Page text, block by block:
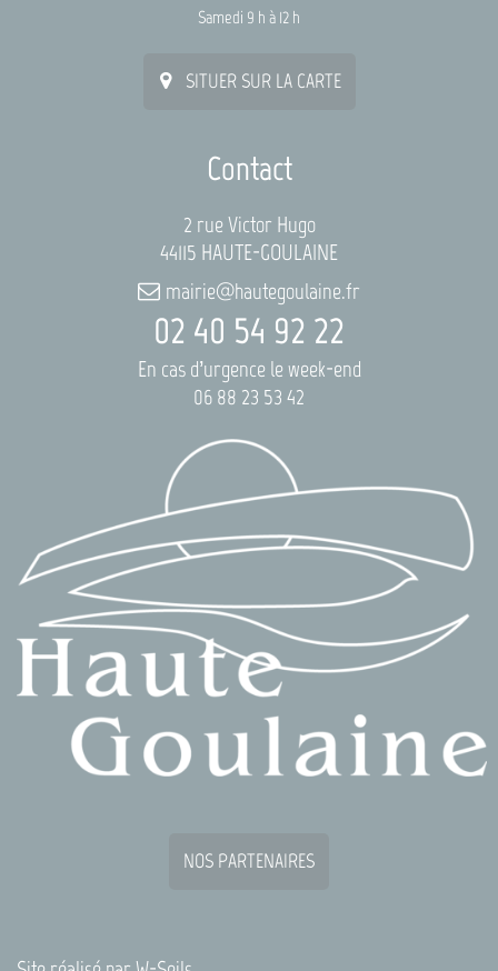
Samedi 9 h à 12 h
SITUER SUR LA CARTE
Contact
2 rue Victor Hugo
44115 HAUTE-GOULAINE
mairie@hautegoulaine.fr
02 40 54 92 22
En cas d’urgence le week-end
06 88 23 53 42
NOS PARTENAIRES